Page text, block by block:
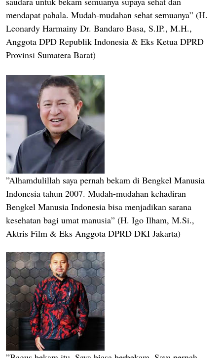
mendapat pahala. Mudah-mudahan sehat semuanya” (H.
Leonardy Harmainy Dr. Bandaro Basa, S.IP., M.H.,
Anggota DPD Republik Indonesia & Eks Ketua DPRD
Provinsi Sumatera Barat)
”Alhamdulillah saya pernah bekam di Bengkel Manusia
Indonesia tahun 2007. Mudah-mudahan kehadiran
Bengkel Manusia Indonesia bisa menjadikan sarana
kesehatan bagi umat manusia” (H. Igo Ilham, M.Si.,
Aktris Film & Eks Anggota DPRD DKI Jakarta)